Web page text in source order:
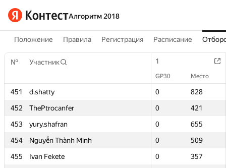
Алгоритм 2018
Положение Правила Регистрация Расписание
№ Участник 1
GP30 Место
451 d.shatty 0
828
452
ThePtrocanfer 0
421
453
yury.shafran 0
655
454
Nguyễn Thành Minh 0
509
455
Ivan Fekete 0
357
№ Участник 1
GP30 Место
451 d.shatty 0
828
452
ThePtrocanfer 0
421
453
yury.shafran 0
655
454
Nguyễn Thành Minh 0
509
455
Ivan Fekete 0
357